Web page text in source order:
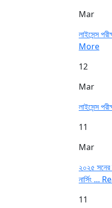
Mar
লাইসেন্স
More
12
Mar
লাইসেন্স
11
Mar
২০২৫ সনের
নার্সিং ...
11